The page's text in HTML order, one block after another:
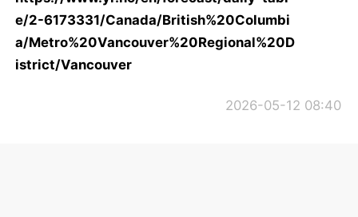
e/2-6173331/Canada/British%20Columbi
a/Metro%20Vancouver%20Regional%20D
istrict/Vancouver
2026-05-12 08:40